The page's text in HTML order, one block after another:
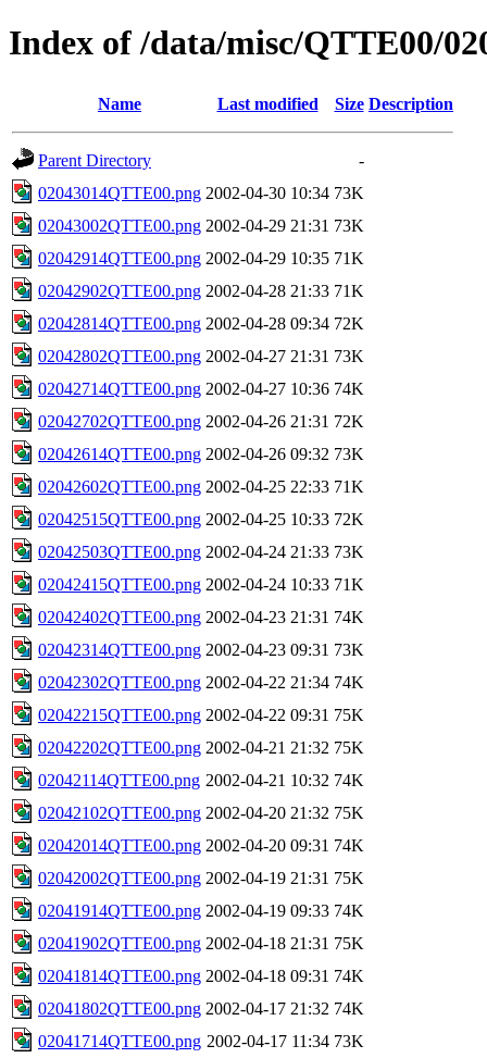
Index of /data/misc/QTTE00/
Name Last modified Size Description
Parent Directory
-
02043014QTTE00.png 2002-04-30 10:34 73K
02043002QTTE00.png 2002-04-29 21:31 73K
02042914QTTE00.png 2002-04-29 10:35 71K
02042902QTTE00.png 2002-04-28 21:33 71K
02042814QTTE00.png 2002-04-28 09:34 72K
02042802QTTE00.png 2002-04-27 21:31 73K
02042714QTTE00.png 2002-04-27 10:36 74K
02042702QTTE00.png 2002-04-26 21:31 72K
02042614QTTE00.png 2002-04-26 09:32 73K
02042602QTTE00.png 2002-04-25 22:33 71K
02042515QTTE00.png 2002-04-25 10:33 72K
02042503QTTE00.png 2002-04-24 21:33 73K
02042415QTTE00.png 2002-04-24 10:33 71K
02042402QTTE00.png 2002-04-23 21:31 74K
02042314QTTE00.png 2002-04-23 09:31 73K
02042302QTTE00.png 2002-04-22 21:34 74K
02042215QTTE00.png 2002-04-22 09:31 75K
02042202QTTE00.png 2002-04-21 21:32 75K
02042114QTTE00.png 2002-04-21 10:32 74K
02042102QTTE00.png 2002-04-20 21:32 75K
02042014QTTE00.png 2002-04-20 09:31 74K
02042002QTTE00.png 2002-04-19 21:31 75K
02041914QTTE00.png 2002-04-19 09:33 74K
02041902QTTE00.png 2002-04-18 21:31 75K
02041814QTTE00.png 2002-04-18 09:31 74K
02041802QTTE00.png 2002-04-17 21:32 74K
02041714QTTE00.png 2002-04-17 11:34 73K